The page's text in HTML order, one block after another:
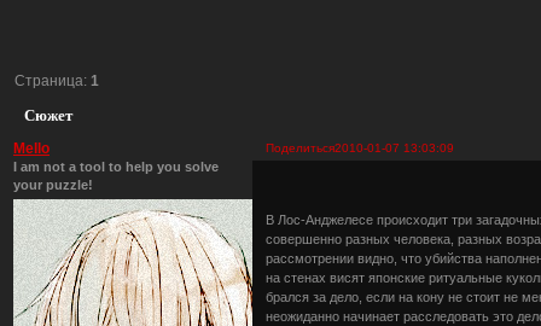
Сюжет
Страница: 1
Поделиться2010-01-07 13:03:09
Mello
I am not a tool to help you solve
your puzzle!
В Лос-Анджелесе происходит три
совершенно разных человека, разных
рассмотрении видно, что убийства
на стенах висят японские ритуальные
брался за дело, если на кону не стоит не
неожиданно начинает расследовать это